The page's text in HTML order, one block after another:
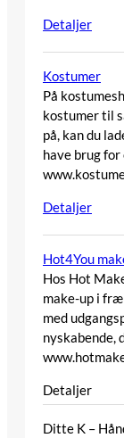
Detaljer
Kostumer
På
kostumer til
på, kan du
have brug
Detaljer
Hot4You
Hos Hot
make-up i
med
nyskabende,
Detaljer
Ditte K –